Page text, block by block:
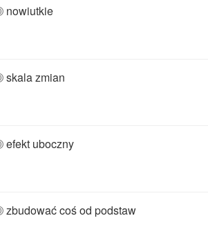
nowiutkie
skala zmian
efekt uboczny
zbudować coś od podstaw